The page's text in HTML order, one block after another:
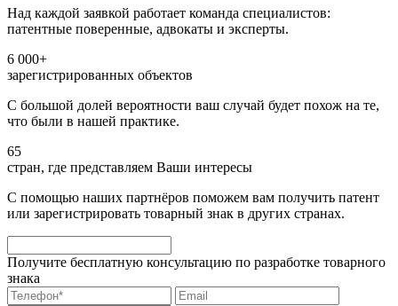
Над каждой заявкой работает команда специалистов:
патентные поверенные, адвокаты и эксперты.
6 000+
зарегистрированных объектов
С большой долей вероятности ваш случай будет похож на те,
что были в нашей практике.
65
стран, где представляем Ваши интересы
С помощью наших партнёров поможем вам получить патент
или зарегистрировать товарный знак в других странах.
Получите бесплатную консультацию по разработке товарного
знака